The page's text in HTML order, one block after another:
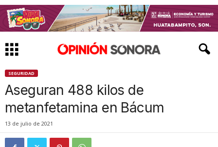
SEGURIDAD
Aseguran 488 kilos de
metanfetamina en Bácum
13 de julio de 2021